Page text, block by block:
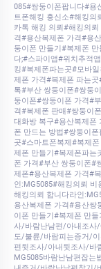
085#쌍둥이폰팝니다#용
트폰해킹 흥신소#해킹의
카톡 해킹 의뢰#해킹의
격#용산복제폰 가격#용
둥이폰 만들기#복제폰
다;#스파이앱#위치추적
킹#복제폰파는곳#모바
제폰 가격#복제폰 파는
톡#부산 쌍둥이폰#쌍둥
둥이폰#쌍둥이폰 가격#
격#복제폰 판매#쌍둥이
대화방 복구#용산복제폰
폰 만드는 방법#쌍둥이
곳#스마트폰복제#복제
제폰 만들기#복제폰파는
폰 가격#부산 쌍둥이폰#
제폰#용산복제폰 가격#
인:MG5085#해킹의뢰
해킹의뢰 합니다라인
용산복제폰 가격#용산쌍
이폰 만들기#복제폰 만
사/바람난남편/아내조사
도/불륜/바람피는증거/
편뒷조사/아내뒷조사/바
MG5085바람난남편잡